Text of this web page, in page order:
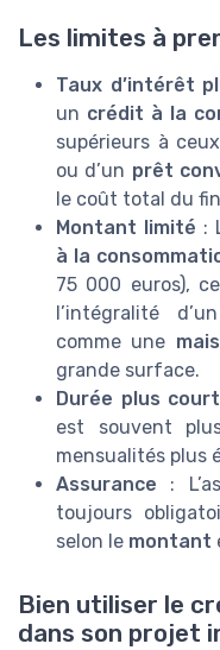
Les limites à
Taux d’intérêt
un crédit à la
supérieurs à
ou d’un prêt
le coût total du
Montant limité :
à la
75 000 euros),
l’intégralité
comme une
grande surface.
Durée plus
est souvent
mensualités plus
Assurance :
toujours
selon le montant
Bien utiliser le
dans son projet